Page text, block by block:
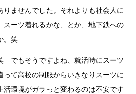
ませんでした。それよりも社会人に
ーツ着れるかな、とか、地下鉄への
。笑
でもそうですよね、就活時にスーツ
って高校の制服からいきなりスーツに
活環境がガラっと変わるのは不安です